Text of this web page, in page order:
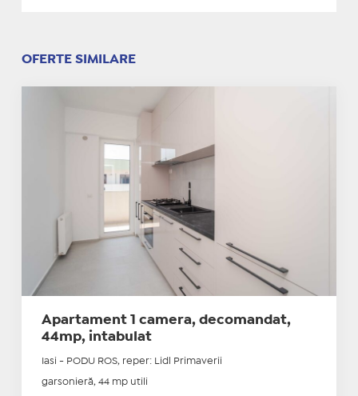
OFERTE SIMILARE
Apartament 1 camera, decomandat,
44mp, intabulat
Iasi - PODU ROS, reper: Lidl Primaverii
garsonieră, 44 mp utili